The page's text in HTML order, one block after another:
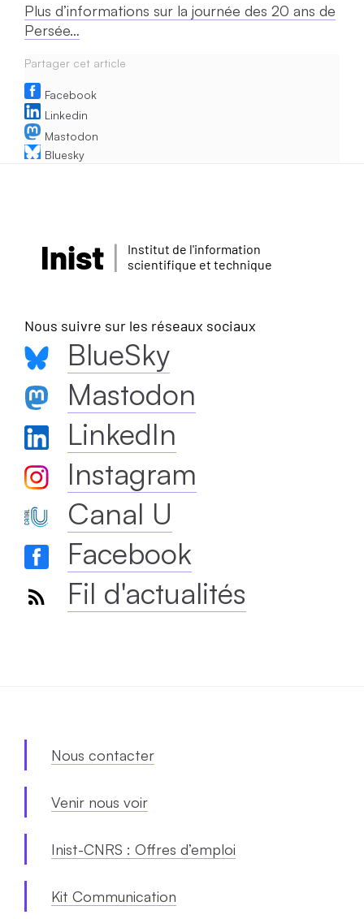
Plus d’informations sur la journée des 20 ans de
Persée…
Partager cet article
Facebook
Linkedin
Mastodon
Bluesky
Inist
Institut de l'information
scientifique et technique
Nous suivre sur les réseaux sociaux
BlueSky
Mastodon
LinkedIn
Instagram
Canal U
Facebook
Fil d'actualités
Nous contacter
Venir nous voir
Inist-CNRS : Offres d’emploi
Kit Communication